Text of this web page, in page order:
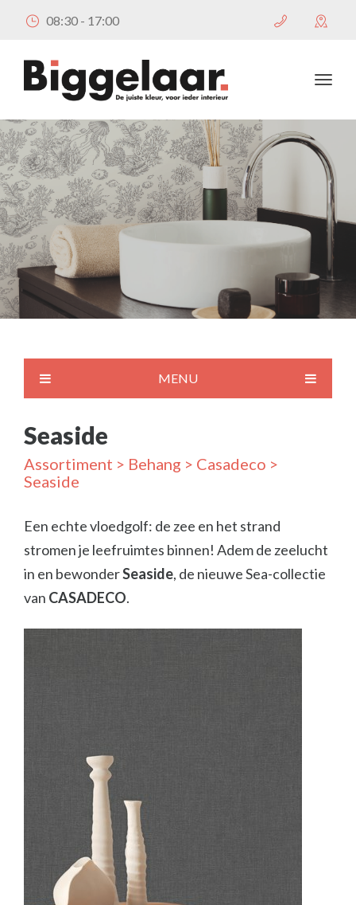
08:30 - 17:00
MENU
Seaside
Assortiment > Behang > Casadeco >
Seaside
Een echte vloedgolf: de zee en het strand
stromen je leefruimtes binnen! Adem de zeelucht
in en bewonderSeaside, de nieuwe Sea-collectie
van CASADECO.